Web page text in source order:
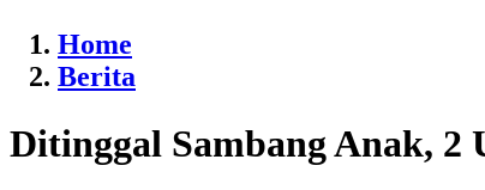
Home
Berita
Ditinggal Sambang Anak, 2